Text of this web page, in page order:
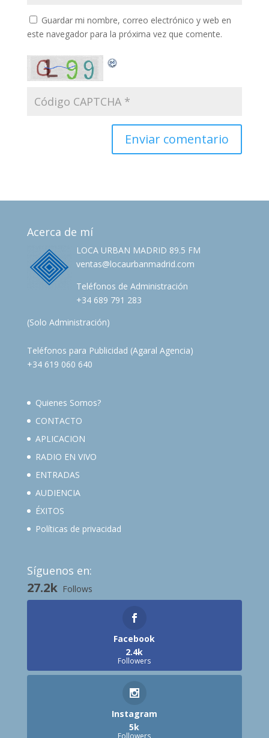
Guardar mi nombre, correo electrónico y web en
este navegador para la próxima vez que comente.
Acerca de mí
LOCA URBAN MADRID 89.5 FM
ventas@locaurbanmadrid.com
Teléfonos de Administración
+34 689 791 283
(Solo Administración)
Teléfonos para Publicidad (Agaral Agencia)
+34 619 060 640
Quienes Somos?
CONTACTO
APLICACION
RADIO EN VIVO
ENTRADAS
AUDIENCIA
ÉXITOS
Políticas de privacidad
Síguenos en:
27.2k Follows
Facebook
2.4k
Followers
Instagram
5k
Followers